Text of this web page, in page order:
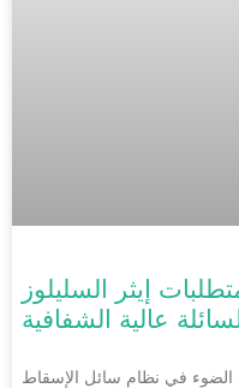
إيثر السليلوز
عالية الشفافية
الضوء في نظام سائل الإسقاط